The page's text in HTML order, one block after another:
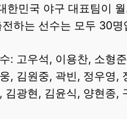
한민국 야구 대표팀이
하는 선수는 모두 30명
: 고우석, 이용찬, 소형
, 김원중, 곽빈, 정우영,
김광현, 김윤식, 양현종,